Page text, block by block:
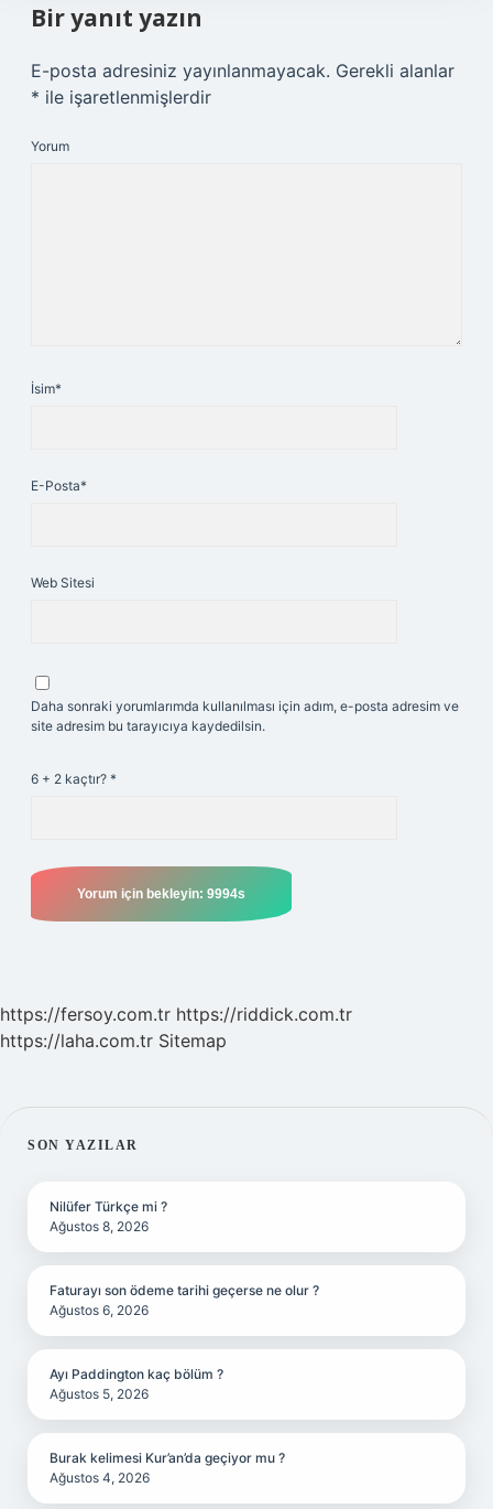
Bir yanıt yazın
E-posta adresiniz yayınlanmayacak. Gerekli alanlar
* ile işaretlenmişlerdir
Yorum
İsim*
E-Posta*
Web Sitesi
Daha sonraki yorumlarımda kullanılması için adım, e-posta adresim ve
site adresim bu tarayıcıya kaydedilsin.
6 + 2 kaçtır? *
https://fersoy.com.tr https://riddick.com.tr
https://laha.com.tr Sitemap
SIDEBAR
SON YAZILAR
Nilüfer Türkçe mi ?
Ağustos 8, 2026
Faturayı son ödeme tarihi geçerse ne olur ?
Ağustos 6, 2026
Ayı Paddington kaç bölüm ?
Ağustos 5, 2026
Burak kelimesi Kur’an’da geçiyor mu ?
Ağustos 4, 2026